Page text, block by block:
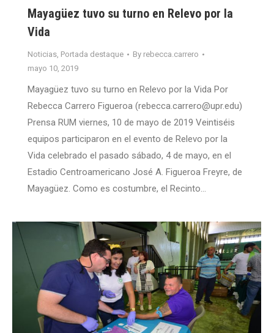
Mayagüez tuvo su turno en Relevo por la
Vida
Noticias, Portada destaque By rebecca.carrero
mayo 10, 2019
Mayagüez tuvo su turno en Relevo por la Vida Por
Rebecca Carrero Figueroa (rebecca.carrero@upr.edu)
Prensa RUM viernes, 10 de mayo de 2019 Veintiséis
equipos participaron en el evento de Relevo por la
Vida celebrado el pasado sábado, 4 de mayo, en el
Estadio Centroamericano José A. Figueroa Freyre, de
Mayagüez. Como es costumbre, el Recinto…